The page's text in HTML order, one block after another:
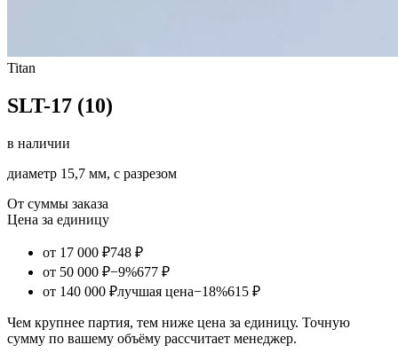
Titan
SLT-17 (10)
в наличии
диаметр 15,7 мм, с разрезом
От суммы заказа
Цена за единицу
от 17 000 ₽748 ₽
от 50 000 ₽−9%677 ₽
от 140 000 ₽лучшая цена−18%615 ₽
Чем крупнее партия, тем ниже цена за единицу. Точную
сумму по вашему объёму рассчитает менеджер.